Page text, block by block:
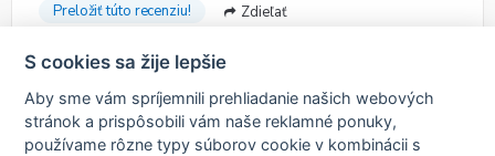
Preložiť túto recenziu! Zdieľať
Vše super :-)
S cookies sa žije lepšie
Aby sme vám spríjemnili prehliadanie našich webových
stránok a prispôsobili vám naše reklamné ponuky,
používame rôzne typy súborov cookie v kombinácii s